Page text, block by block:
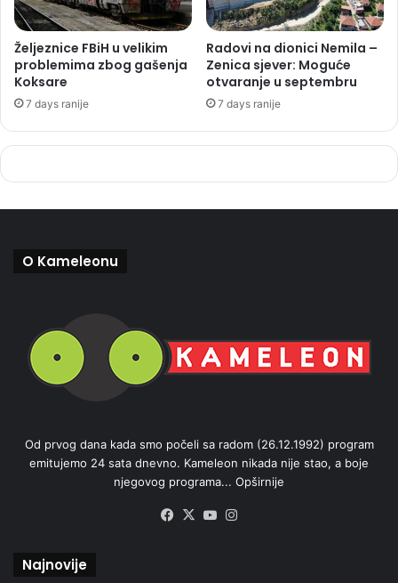
Željeznice FBiH u velikim
problemima zbog gašenja
Koksare
7 days ranije
Radovi na dionici Nemila –
Zenica sjever: Moguće
otvaranje u septembru
7 days ranije
O Kameleonu
Od prvog dana kada smo počeli sa radom (26.12.1992) program
emitujemo 24 sata dnevno. Kameleon nikada nije stao, a boje
njegovog programa... Opširnije
Facebook
X YouTube
Najnovije